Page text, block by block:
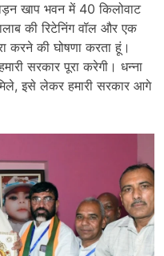
खाप भवन में 40 किलोवाट
की रिटेनिंग वॉल और एक
करने की घोषणा करता हूं।
सरकार पूरा करेगी। धन्ना
इसे लेकर हमारी सरकार आगे